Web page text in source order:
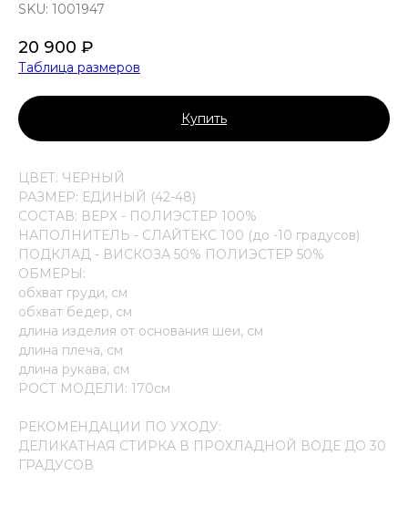
SKU: 1001947
20 900 ₽
Таблица размеров
Купить
ЦВЕТ: ЧЕРНЫЙ
РАЗМЕР: ЕДИНЫЙ (42-48)
СОСТАВ: ВЕРХ - ПОЛИЭСТЕР 100%
НАПОЛНИТЕЛЬ - СЛАЙТЕКС 100 (до -10 градусов)
ПОДКЛАД - ВИСКОЗА 50% ПОЛИЭСТЕР 50%
ОБМЕРЫ:
обхват груди, см
обхват бедер, см
длина изделия от основания шеи, см
длина плеча, см
длина рукава, см
РОСТ МОДЕЛИ: 170см
РЕКОМЕНДАЦИИ ПО УХОДУ:
ДЕЛИКАТНАЯ СТИРКА В ПРОХЛАДНОЙ ВОДЕ ДО 30
ГРАДУСОВ